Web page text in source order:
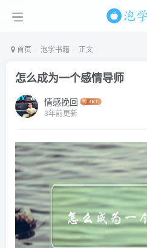
首页 泡学书籍 正文
怎么成为一个感情导师
情感挽回
3年前更新